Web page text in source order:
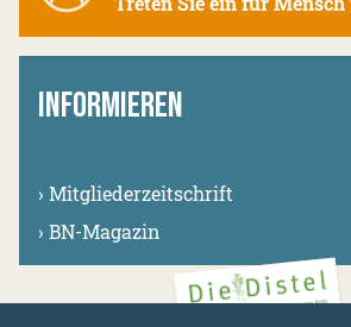
INFORMIEREN
› Mitgliederzeitschrift
› BN-Magazin